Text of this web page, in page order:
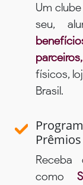
Um
seu,
físicos,
Brasil.
Prêmios
Receba
como